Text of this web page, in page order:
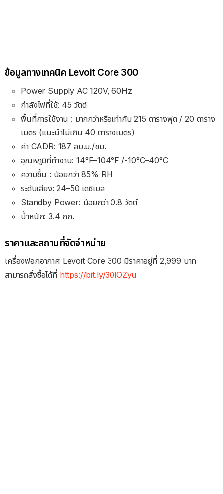
ข้อมูลทางเทคนิค Levoit Core 300
Power Supply AC 120V, 60Hz
กำลังไฟที่ใช้: 45 วัตต์
พื้นที่การใช้งาน : มากกว่าหรือเท่ากับ 215 ตารางฟุต / 20 ตาราง
เมตร (แนะนำไม่เกิน 40 ตารางเมตร)
ค่า CADR: 187 ลบ.ม./ชม.
อุณหภูมิที่ทำงาน: 14°F–104°F /-10°C–40°C
ความชื้น : น้อยกว่า 85% RH
ระดับเสียง: 24–50 เดซิเบล
Standby Power: น้อยกว่า 0.8 วัตต์
น้ำหนัก: 3.4 กก.
ราคาและสถานที่จัดจำหน่าย
เครื่องฟอกอากาศ Levoit Core 300 มีราคาอยู่ที่ 2,999 บาท
สามารถสั่งซื้อได้ที่ https://bit.ly/30lOZyu​